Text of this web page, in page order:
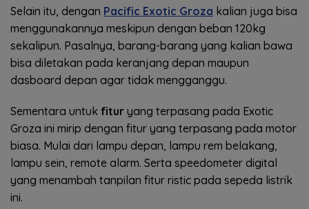
Selain itu, dengan Pacific Exotic Groza kalian juga bisa
menggunakannya meskipun dengan beban 120kg
sekalipun. Pasalnya, barang-barang yang kalian bawa
bisa diletakan pada keranjang depan maupun
dasboard depan agar tidak mengganggu.
Sementara untuk fitur yang terpasang pada Exotic
Groza ini mirip dengan fitur yang terpasang pada motor
biasa. Mulai dari lampu depan, lampu rem belakang,
lampu sein, remote alarm. Serta speedometer digital
yang menambah tanpilan fitur ristic pada sepeda listrik
ini.